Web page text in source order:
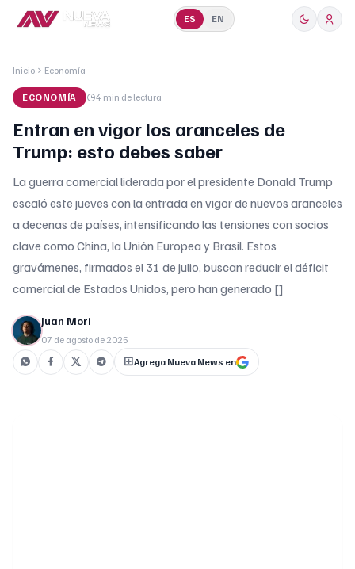
ES EN
Inicio Economía
ECONOMÍA 4 min de lectura
Entran en vigor los aranceles de
Trump: esto debes saber
La guerra comercial liderada por el presidente Donald Trump
escaló este jueves con la entrada en vigor de nuevos aranceles
a decenas de países, intensificando las tensiones con socios
clave como China, la Unión Europea y Brasil. Estos
gravámenes, firmados el 31 de julio, buscan reducir el déficit
comercial de Estados Unidos, pero han generado []
Juan Mori
07 de agosto de 2025
Agrega Nueva News en